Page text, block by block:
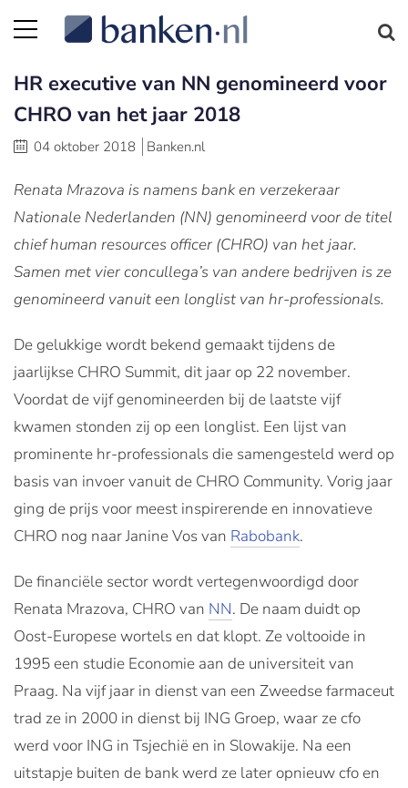
HR executive van NN genomineerd voor
CHRO van het jaar 2018
04 oktober 2018 Banken.nl
Renata Mrazova is namens bank en verzekeraar
Nationale Nederlanden (NN) genomineerd voor de titel
chief human resources officer (CHRO) van het jaar.
Samen met vier concullega’s van andere bedrijven is ze
genomineerd vanuit een longlist van hr-professionals.
De gelukkige wordt bekend gemaakt tijdens de
jaarlijkse CHRO Summit, dit jaar op 22 november.
Voordat de vijf genomineerden bij de laatste vijf
kwamen stonden zij op een longlist. Een lijst van
prominente hr-professionals die samengesteld werd op
basis van invoer vanuit de CHRO Community. Vorig jaar
ging de prijs voor meest inspirerende en innovatieve
CHRO nog naar Janine Vos van Rabobank.
De financiële sector wordt vertegenwoordigd door
Renata Mrazova, CHRO van NN. De naam duidt op
Oost-Europese wortels en dat klopt. Ze voltooide in
1995 een studie Economie aan de universiteit van
Praag. Na vijf jaar in dienst van een Zweedse farmaceut
trad ze in 2000 in dienst bij ING Groep, waar ze cfo
werd voor ING in Tsjechië en in Slowakije. Na een
uitstapje buiten de bank werd ze later opnieuw cfo en